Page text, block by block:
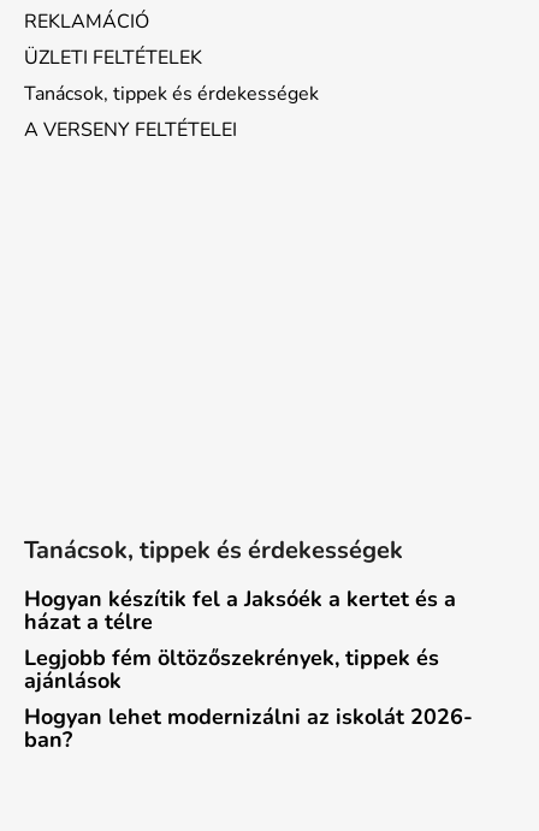
REKLAMÁCIÓ
ÜZLETI FELTÉTELEK
Tanácsok, tippek és érdekességek
A VERSENY FELTÉTELEI
Tanácsok, tippek és érdekességek
Hogyan készítik fel a Jaksóék a kertet és a
házat a télre
Legjobb fém öltözőszekrények, tippek és
ajánlások
Hogyan lehet modernizálni az iskolát 2026-
ban?